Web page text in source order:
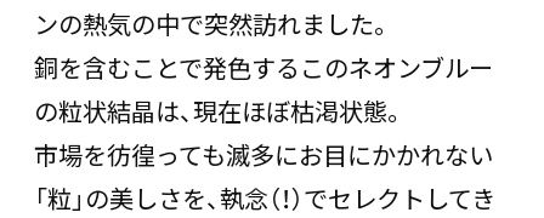
ンの熱気の中で突然訪れました。
銅を含むことで発色するこのネオンブルー
の粒状結晶は、現在ほぼ枯渇状態。
市場を彷徨っても滅多にお目にかかれない
「粒」の美しさを、執念（！）でセレクトしてき